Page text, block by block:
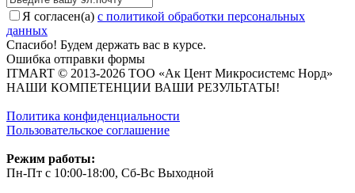
Я согласен(a) с политикой обработки персональных
данных
Спасибо! Будем держать вас в курсе.
Ошибка отправки формы
ITMART © 2013-2026 ТОО «Ак Цент Микросистемс Норд»
НАШИ КОМПЕТЕНЦИИ ВАШИ РЕЗУЛЬТАТЫ!
Политика конфиденциальности
Пользовательское соглашение
Режим работы:
Пн-Пт с 10:00-18:00, Сб-Вс Выходной